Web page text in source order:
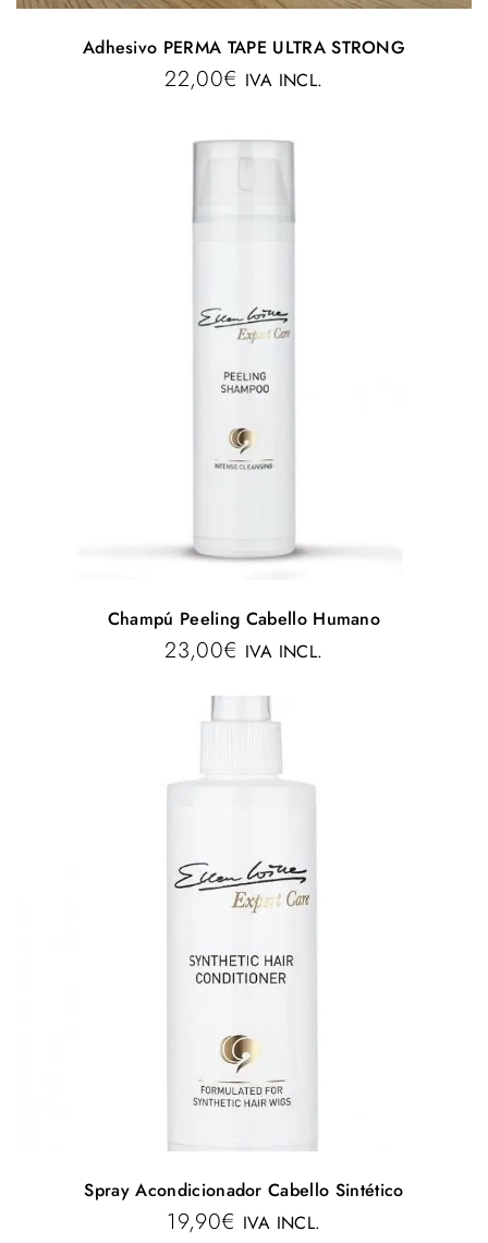
Adhesivo PERMA TAPE ULTRA STRONG
22,00€ IVA INCL.
Champú Peeling Cabello Humano
23,00€ IVA INCL.
Spray Acondicionador Cabello Sintético
19,90€ IVA INCL.